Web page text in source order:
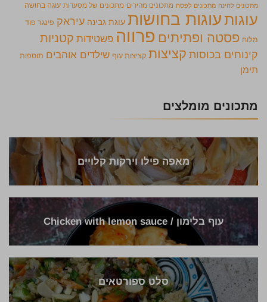
מתכונים לחינה מתכונים לפסח מתכונים מהירים מתכונים של מסעדות עוגה בחושה
עוגותעוגות בחושות עוגת גבינה עיראק פינגר פוד
מלוח פסטה ופתיתים פרווה פשטידות קטניות
קינוחים בכוסות קציצות קציצות עוף שילדים אוהבים תוספות
תימן
מתכונים מומלצים
מאפה פילו וירקות קלויים
עוף בלימון / Chicken with lemon sauce
סלט ספורטאים